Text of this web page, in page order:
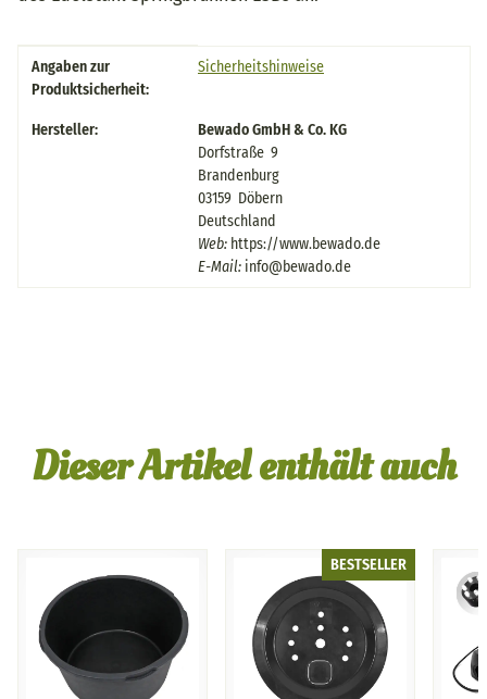
Produkteigenschaft
Wert
Angaben zur
Produktsicherheit:
Sicherheitshinweise
Hersteller:
Bewado GmbH & Co. KG
Dorfstraße 9
Brandenburg
03159 Döbern
Deutschland
Web: https://www.bewado.de
E-Mail: info@bewado.de
Dieser Artikel enthält auch
BESTSELLER